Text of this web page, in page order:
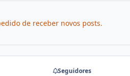
de receber novos posts.
Seguidores